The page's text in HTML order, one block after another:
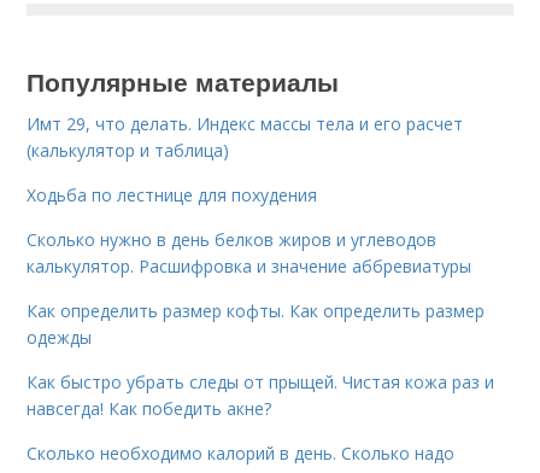
Популярные материалы
Имт 29, что делать. Индекс массы тела и его расчет
(калькулятор и таблица)
Ходьба по лестнице для похудения
Сколько нужно в день белков жиров и углеводов
калькулятор. Расшифровка и значение аббревиатуры
Как определить размер кофты. Как определить размер
одежды
Как быстро убрать следы от прыщей. Чистая кожа раз и
навсегда! Как победить акне?
Сколько необходимо калорий в день. Сколько надо